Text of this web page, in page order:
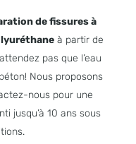
de fissures à
à partir de
pas que l’eau
Nous proposons
nous pour une
jusqu’à 10 ans sous